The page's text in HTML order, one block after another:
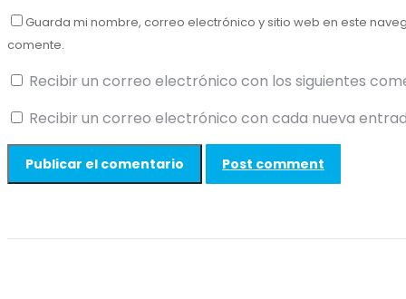
Guarda mi nombre, correo electrónico y sitio web en este
comente.
Recibir un correo electrónico con los siguientes
Recibir un correo electrónico con cada nueva
Post comment